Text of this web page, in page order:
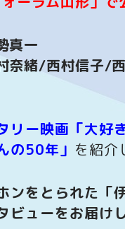
真一
奈緒/西村信子/
リー映画「大
の50年」 を紹介
ンをとられた「
ビューをお届け